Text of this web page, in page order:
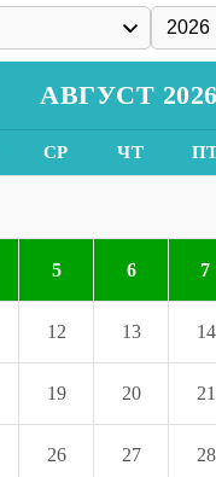
АВГУСТ 2026
СР ЧТ
5 6 7
12 13 14
19 20 21
26 27 28